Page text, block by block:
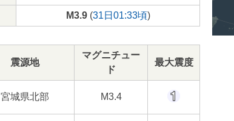
M3.9(31日01:33頃)
震源地
マグニチュー
ド
最大震度
宮城県北部 M3.4